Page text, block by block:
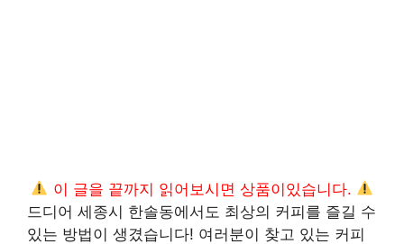
이 글을 끝까지 읽어보시면 상품이있습니다.
드디어 세종시 한솔동에서도 최상의 커피를 즐길 수
있는 방법이 생겼습니다! 여러분이 찾고 있는 커피